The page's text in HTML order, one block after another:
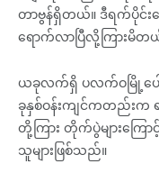
တာဗွန်ရှိတယ်။ ဒီရက်ပိုင်းတ
ရောက်လာပြီလို့ကြားမိတ
ယခုလက်ရှိ ပလက်ဝမြို့ပေါ်တွ
ခုနှစ်ဝန်းကျင်ကတည်းက
တို့ကြား တိုက်ပွဲများကြေ
သူများဖြစ်သည်။